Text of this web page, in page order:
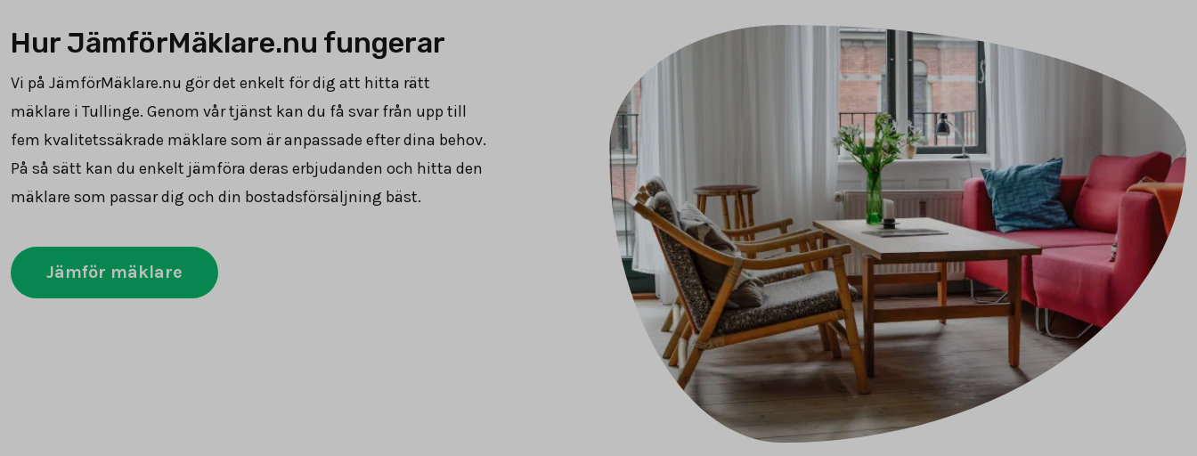
Hur JämförMäklare.nu fungerar
Vi på JämförMäklare.nu gör det enkelt för dig att hitta rätt
mäklare i Tullinge. Genom vår tjänst kan du få svar från upp till
fem kvalitetssäkrade mäklare som är anpassade efter dina behov.
På så sätt kan du enkelt jämföra deras erbjudanden och hitta den
mäklare som passar dig och din bostadsförsäljning bäst.
Jämför mäklare